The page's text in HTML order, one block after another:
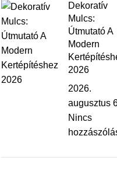
Dekoratív
Mulcs:
Útmutató A
Modern
2026
2026.
augusztus
Nincs